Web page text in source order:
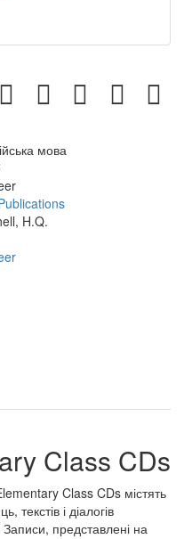
мова
H.Q.
Class CDs
Class CDs містять
текстів і діалогів
представлені на